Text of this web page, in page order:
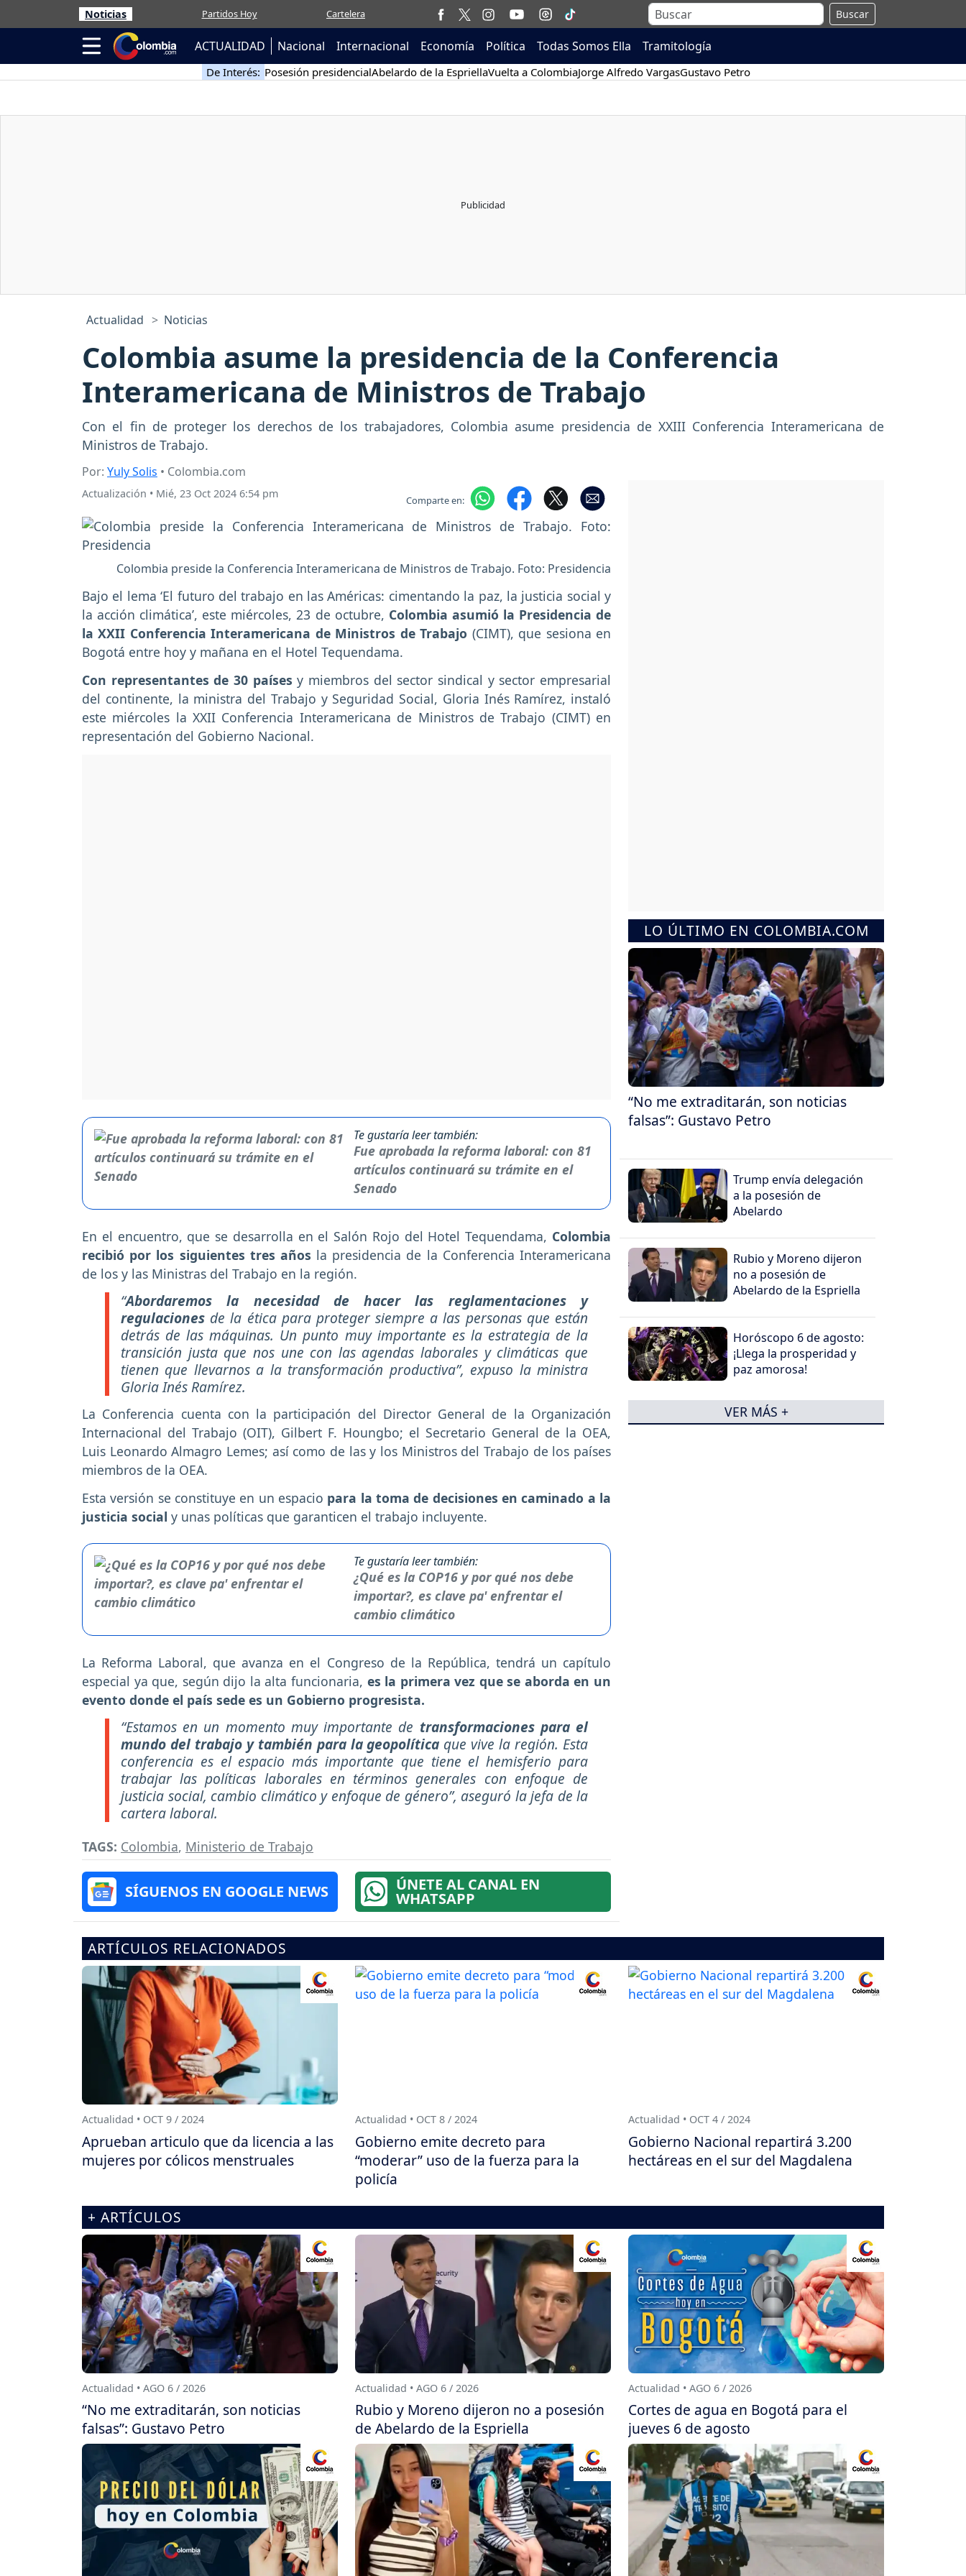
Noticias Partidos Hoy Cartelera Buscar
ACTUALIDAD Nacional Internacional Economía Política Todas Somos Ella Tramitología
De Interés: Posesión presidencialAbelardo de la EspriellaVuelta a ColombiaJorge Alfredo VargasGustavo Petro
Actualidad Noticias
Colombia asume la presidencia de la Conferencia
Interamericana de Ministros de Trabajo
Con el fin de proteger los derechos de los trabajadores, Colombia asume presidencia de XXIII Conferencia Interamericana de
Ministros de Trabajo.
Por: Yuly Solis • Colombia.com
Actualización • Mié, 23 Oct 2024 6:54 pm Comparte en:
Colombia preside la Conferencia Interamericana de Ministros de Trabajo. Foto: Presidencia
Bajo el lema ‘El futuro del trabajo en las Américas: cimentando la paz, la justicia social y
la acción climática’, este miércoles, 23 de octubre, Colombia asumió la Presidencia de
la XXII Conferencia Interamericana de Ministros de Trabajo (CIMT), que sesiona en
Bogotá entre hoy y mañana en el Hotel Tequendama.
Con representantes de 30 países y miembros del sector sindical y sector empresarial
del continente, la ministra del Trabajo y Seguridad Social, Gloria Inés Ramírez, instaló
este miércoles la XXII Conferencia Interamericana de Ministros de Trabajo (CIMT) en
representación del Gobierno Nacional.
Te gustaría leer también:
Fue aprobada la reforma laboral: con 81
artículos continuará su trámite en el
Senado
En el encuentro, que se desarrolla en el Salón Rojo del Hotel Tequendama, Colombia
recibió por los siguientes tres años la presidencia de la Conferencia Interamericana
de los y las Ministras del Trabajo en la región.
“Abordaremos la necesidad de hacer las reglamentaciones y
regulaciones de la ética para proteger siempre a las personas que están
detrás de las máquinas. Un punto muy importante es la estrategia de la
transición justa que nos une con las agendas laborales y climáticas que
tienen que llevarnos a la transformación productiva”, expuso la ministra
Gloria Inés Ramírez.
La Conferencia cuenta con la participación del Director General de la Organización
Internacional del Trabajo (OIT), Gilbert F. Houngbo; el Secretario General de la OEA,
Luis Leonardo Almagro Lemes; así como de las y los Ministros del Trabajo de los países
miembros de la OEA.
Esta versión se constituye en un espacio para la toma de decisiones en caminado a la
justicia social y unas políticas que garanticen el trabajo incluyente.
Te gustaría leer también:
¿Qué es la COP16 y por qué nos debe
importar?, es clave pa' enfrentar el
cambio climático
La Reforma Laboral, que avanza en el Congreso de la República, tendrá un capítulo
especial ya que, según dijo la alta funcionaria, es la primera vez que se aborda en un
evento donde el país sede es un Gobierno progresista.
“Estamos en un momento muy importante de transformaciones para el
mundo del trabajo y también para la geopolítica que vive la región. Esta
conferencia es el espacio más importante que tiene el hemisferio para
trabajar las políticas laborales en términos generales con enfoque de
justicia social, cambio climático y enfoque de género”, aseguró la jefa de la
cartera laboral.
TAGS: Colombia, Ministerio de Trabajo
SÍGUENOS EN GOOGLE NEWS ÚNETE AL CANAL EN
WHATSAPP
LO ÚLTIMO EN COLOMBIA.COM
“No me extraditarán, son noticias
falsas”: Gustavo Petro
Trump envía delegación
a la posesión de
Abelardo
Rubio y Moreno dijeron
no a posesión de
Abelardo de la Espriella
Horóscopo 6 de agosto:
¡Llega la prosperidad y
paz amorosa!
VER MÁS +
ARTÍCULOS RELACIONADOS
Actualidad • OCT 9 / 2024
Aprueban articulo que da licencia a las
mujeres por cólicos menstruales
Actualidad • OCT 8 / 2024
Gobierno emite decreto para
“moderar” uso de la fuerza para la
policía
Actualidad • OCT 4 / 2024
Gobierno Nacional repartirá 3.200
hectáreas en el sur del Magdalena
+ ARTÍCULOS
Actualidad • AGO 6 / 2026
“No me extraditarán, son noticias
falsas”: Gustavo Petro
Actualidad • AGO 6 / 2026
Rubio y Moreno dijeron no a posesión
de Abelardo de la Espriella
Actualidad • AGO 6 / 2026
Cortes de agua en Bogotá para el
jueves 6 de agosto